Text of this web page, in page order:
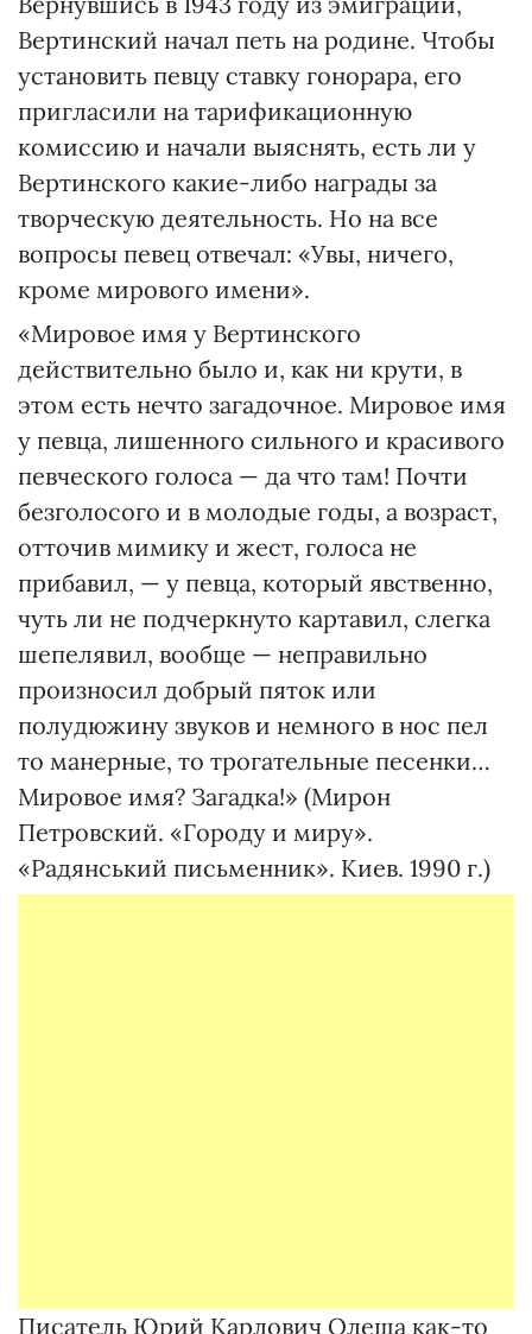
Вертинский начал петь на родине. Чтобы
установить певцу ставку гонорара, его
пригласили на тарификационную
комиссию и начали выяснять, есть ли у
Вертинского какие-либо награды за
творческую деятельность. Но на все
вопросы певец отвечал: «Увы, ничего,
кроме мирового имени».
«Мировое имя у Вертинского
действительно было и, как ни крути, в
этом есть нечто загадочное. Мировое имя
у певца, лишенного сильного и красивого
певческого голоса — да что там! Почти
безголосого и в молодые годы, а возраст,
отточив мимику и жест, голоса не
прибавил, — у певца, который явственно,
чуть ли не подчеркнуто картавил, слегка
шепелявил, вообще — неправильно
произносил добрый пяток или
полудюжину звуков и немного в нос пел
то манерные, то трогательные песенки…
Мировое имя? Загадка!» (Мирон
Петровский. «Городу и миру».
«Радянський письменник». Киев. 1990 г.)
Писатель Юрий Карлович Олеша как-то